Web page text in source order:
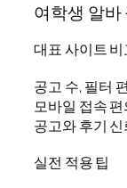
여학생 알바
대표 사이트
공고 수, 필터
모바일 접속
공고와 후기
실전 적용 팁